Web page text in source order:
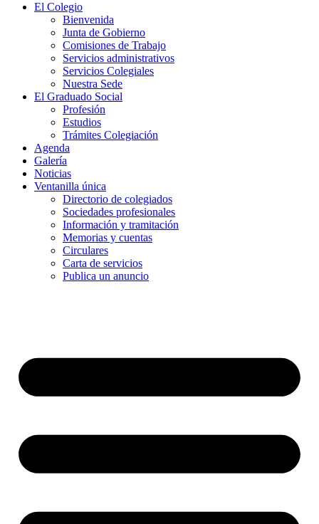
El Colegio
Bienvenida
Junta de Gobierno
Comisiones de Trabajo
Servicios administrativos
Servicios Colegiales
Nuestra Sede
El Graduado Social
Profesión
Estudios
Trámites Colegiación
Agenda
Galería
Noticias
Ventanilla única
Directorio de colegiados
Sociedades profesionales
Información y tramitación
Memorias y cuentas
Circulares
Carta de servicios
Publica un anuncio